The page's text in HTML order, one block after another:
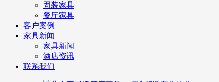
固装家具
餐厅家具
客户案例
家具新闻
家具新闻
酒店资讯
联系我们